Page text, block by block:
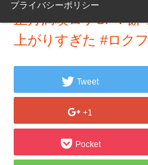
プライバシーポリシー
正月満喫ロケSP！餅
上がりすぎた #ロク
Tweet
+1
Pocket